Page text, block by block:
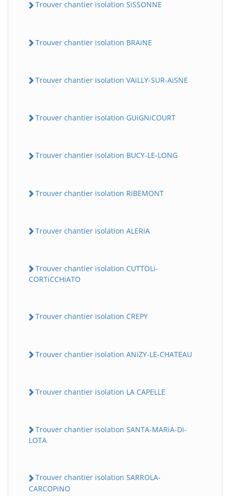
Trouver chantier isolation SiSSONNE
Trouver chantier isolation BRAiNE
Trouver chantier isolation VAiLLY-SUR-AiSNE
Trouver chantier isolation GUiGNiCOURT
Trouver chantier isolation BUCY-LE-LONG
Trouver chantier isolation RiBEMONT
Trouver chantier isolation ALERiA
Trouver chantier isolation CUTTOLi-
CORTiCCHiATO
Trouver chantier isolation CREPY
Trouver chantier isolation ANiZY-LE-CHATEAU
Trouver chantier isolation LA CAPELLE
Trouver chantier isolation SANTA-MARiA-Di-
LOTA
Trouver chantier isolation SARROLA-
CARCOPiNO